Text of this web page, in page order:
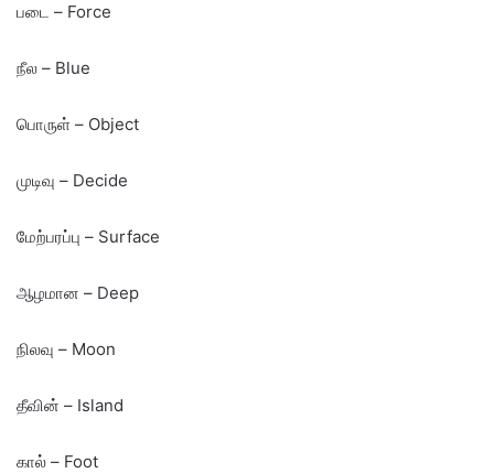
படை – Force
நீல – Blue
பொருள் – Object
முடிவு – Decide
மேற்பரப்பு – Surface
ஆழமான – Deep
நிலவு – Moon
தீவின் – Island
கால் – Foot